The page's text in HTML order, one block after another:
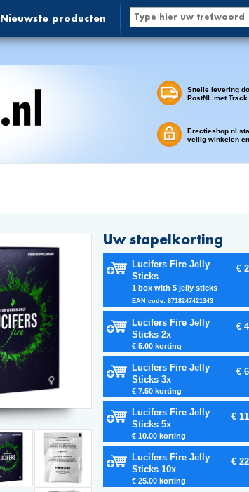
Nieuwste producten
Snelle levering
PostNL met Track
Erectieshop.nl
veilig winkelen
Uw stapelkorting
Lucifers Fire Jelly
Sticks
1 box with 5 jelly sticks
EAN code: 8718247421343
€
Lucifers Fire Jelly
Sticks 2x
€ 5.00 korting
€
Lucifers Fire Jelly
Sticks 3x
€ 7.50 korting
€
Lucifers Fire Jelly
Sticks 5x
€ 10.00 korting
€
Lucifers Fire Jelly
Sticks 10x
€ 25.00 korting
€